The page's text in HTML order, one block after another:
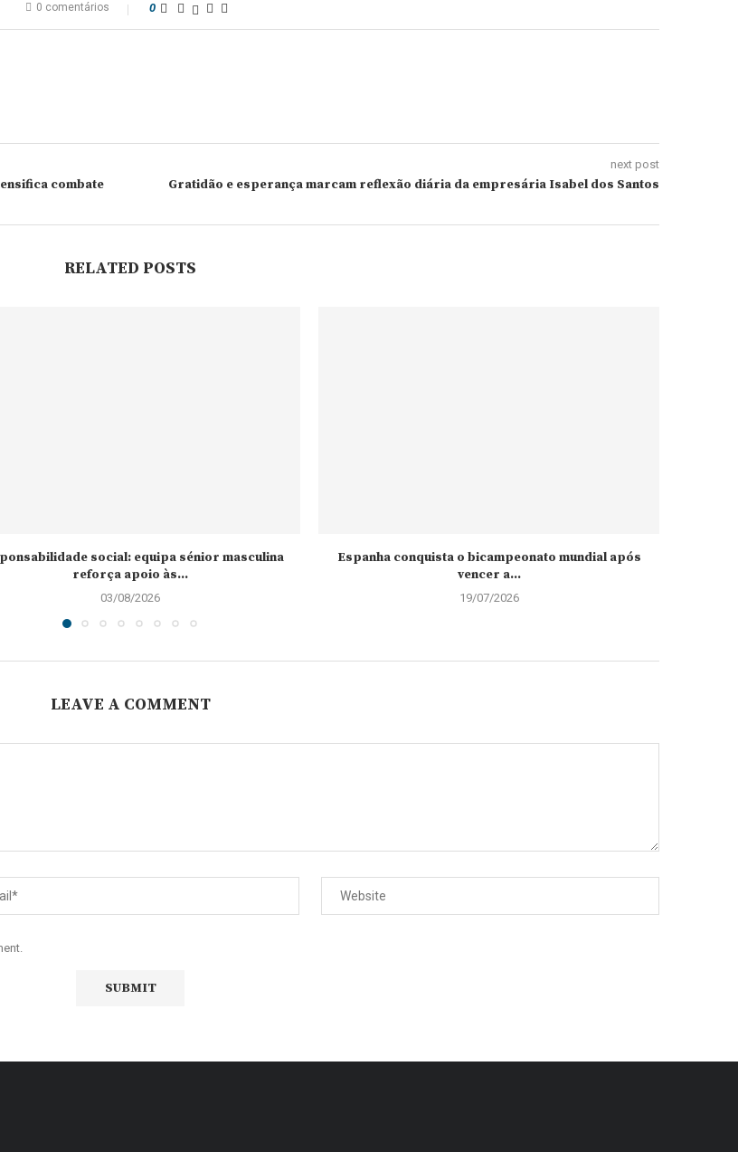
0 comentários 0
combate
next post
Gratidão e esperança marcam reflexão diária da empresária Isabel dos Santos
RELATED POSTS
social: equipa sénior masculina
reforça apoio às...
03/08/2026
Espanha conquista o bicampeonato mundial após
vencer a...
19/07/2026
LEAVE A COMMENT